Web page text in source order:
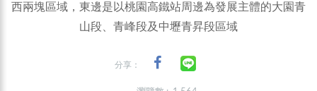
西兩塊區域，東邊是以桃園高鐵站周邊為發展主體的大園青
山段、青峰段及中壢青昇段區域
分享：